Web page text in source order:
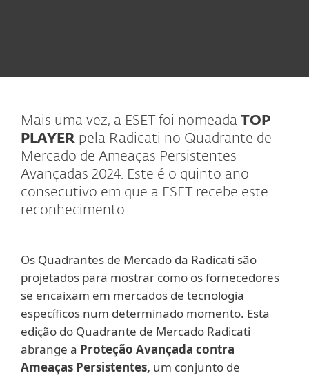
Mais uma vez, a ESET foi nomeada TOP
PLAYER pela Radicati no Quadrante de
Mercado de Ameaças Persistentes
Avançadas 2024. Este é o quinto ano
consecutivo em que a ESET recebe este
reconhecimento.
Os Quadrantes de Mercado da Radicati são
projetados para mostrar como os fornecedores
se encaixam em mercados de tecnologia
específicos num determinado momento. Esta
edição do Quadrante de Mercado Radicati
abrange a Proteção Avançada contra
Ameaças Persistentes, um conjunto de